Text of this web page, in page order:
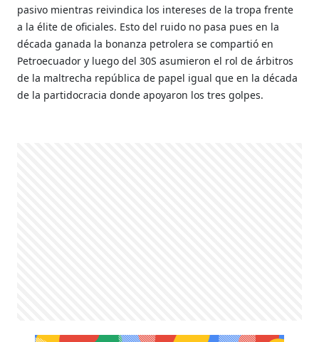
pasivo mientras reivindica los intereses de la tropa frente
a la élite de oficiales. Esto del ruido no pasa pues en la
década ganada la bonanza petrolera se compartió en
Petroecuador y luego del 30S asumieron el rol de árbitros
de la maltrecha república de papel igual que en la década
de la partidocracia donde apoyaron los tres golpes.